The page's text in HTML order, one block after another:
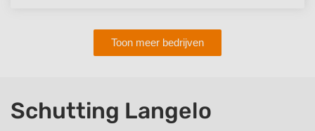
Toon meer bedrijven
Schutting Langelo